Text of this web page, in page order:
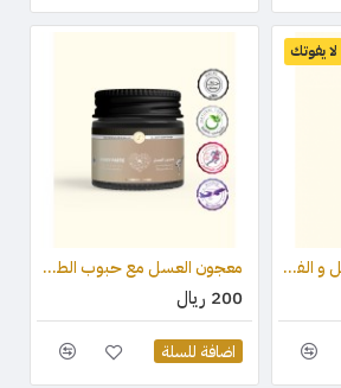
لا يفوتك
لوح السمسم مع العسل و الفستق (قطعة واحدة) 75 جرام معجون العسل مع حبوب الطلع وغذاء ملكات النحل والعكبر 100 جرام
200 ريال
اضافة للسلة